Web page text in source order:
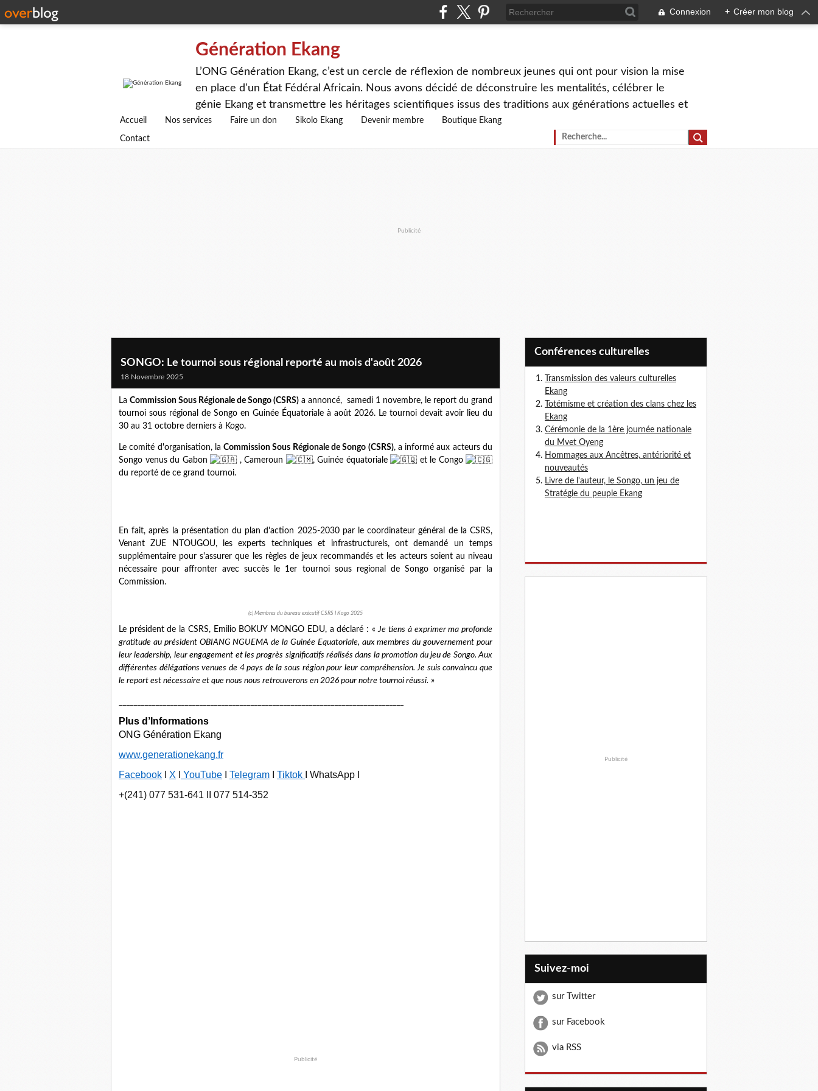
Connexion + Créer mon blog
Génération Ekang
L’ONG Génération Ekang, c’est un cercle de réflexion de nombreux jeunes qui ont pour vision la mise
en place d'un État Fédéral Africain. Nous avons décidé de déconstruire les mentalités, célébrer le
génie Ekang et transmettre les héritages scientifiques issus des traditions aux générations actuelles et
avenirs.
Accueil Nos services Faire un don Sikolo Ekang Devenir membre Boutique Ekang
Contact
Publicité
SONGO: Le tournoi sous régional reporté au mois d'août 2026
18 Novembre 2025
La Commission Sous Régionale de Songo (CSRS) a annoncé, samedi 1 novembre, le report du grand
tournoi sous régional de Songo en Guinée Équatoriale à août 2026. Le tournoi devait avoir lieu du
30 au 31 octobre derniers à Kogo.
Le comité d'organisation, laCommission Sous Régionale de Songo (CSRS), a informé aux acteurs du
Songo venus du Gabon
, Cameroun , Guinée équatoriale
et le Congo
du reporté de ce grand tournoi.
En fait, après la présentation du plan d'action 2025-2030 par le coordinateur général de la CSRS,
Venant ZUE NTOUGOU,
les experts techniques et infrastructurels, ont demandé un temps
supplémentaire pour s'assurer que les règles de jeux recommandés et les acteurs soient au niveau
nécessaire pour affronter avec succès le 1er tournoi sous regional de Songo organisé par la
Commission.
(c) Membres du bureau exécutif CSRS I Kogo 2025
Le président de la CSRS, Emilio BOKUY MONGO EDU, a déclaré : «Je tiens à exprimer ma profonde
gratitude au président OBIANG NGUEMA de la Guinée Equatoriale, aux membres du gouvernement pour
leur leadership, leur engagement et les progrès significatifs réalisés dans la promotion du jeu de Songo. Aux
différentes délégations venues de 4 pays de la sous région pour leur compréhension. Je suis convaincu que
le report est nécessaire et que nous nous retrouverons en 2026 pour notre tournoi réussi. »
Plus d’Informations
ONG Génération Ekang
www.generationekang.fr
Facebook
X YouTube Telegram Tiktok
I WhatsApp I
+(241) 077 531-641 II 077 514-352
Publicité
Conférences culturelles
Transmission des valeurs culturelles
Ekang
Totémisme et création des clans chez les
Ekang
Cérémonie de la 1ère journée nationale
du Mvet Oyeng
Hommages aux Ancêtres, antériorité et
nouveautés
Livre de l'auteur, le Songo, un jeu de
Stratégie du peuple Ekang
Publicité
Suivez-moi
sur Twitter
sur Facebook
via RSS